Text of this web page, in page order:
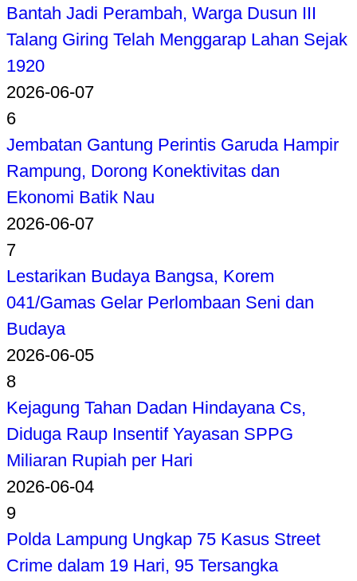
Bantah Jadi Perambah, Warga Dusun III
Talang Giring Telah Menggarap Lahan Sejak
1920
2026-06-07
6
Jembatan Gantung Perintis Garuda Hampir
Rampung, Dorong Konektivitas dan
Ekonomi Batik Nau
2026-06-07
7
Lestarikan Budaya Bangsa, Korem
041/Gamas Gelar Perlombaan Seni dan
Budaya
2026-06-05
8
Kejagung Tahan Dadan Hindayana Cs,
Diduga Raup Insentif Yayasan SPPG
Miliaran Rupiah per Hari
2026-06-04
9
Polda Lampung Ungkap 75 Kasus Street
Crime dalam 19 Hari, 95 Tersangka